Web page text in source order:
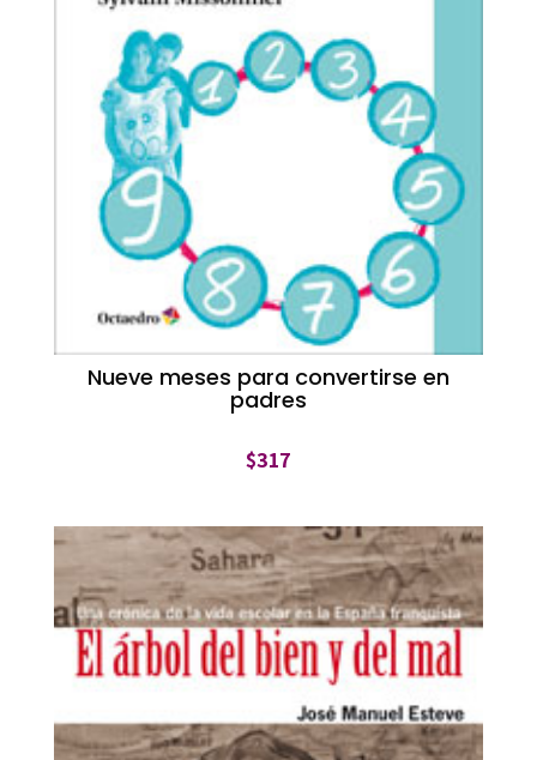
Nueve meses para convertirse en
padres
$317